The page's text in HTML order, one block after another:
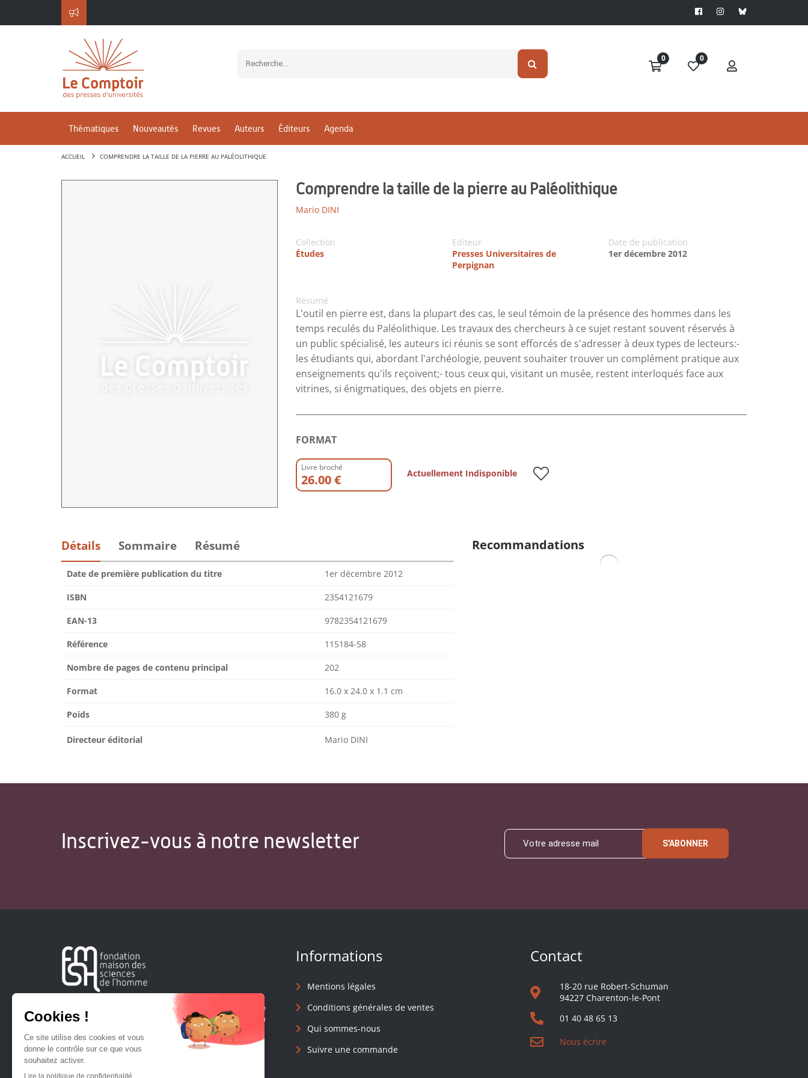
0 0
Thématiques Nouveautés Revues Auteurs Éditeurs Agenda
ACCUEIL COMPRENDRE LA TAILLE DE LA PIERRE AU PALÉOLITHIQUE
Comprendre la taille de la pierre au Paléolithique
Mario DINI
Collection
Études
Editeur
Presses Universitaires de
Perpignan
Date de publication
1er décembre 2012
Résumé
L'outil en pierre est, dans la plupart des cas, le seul témoin de la présence des hommes dans les
temps reculés du Paléolithique. Les travaux des chercheurs à ce sujet restant souvent réservés à
un public spécialisé, les auteurs ici réunis se sont efforcés de s'adresser à deux types de lecteurs:-
les étudiants qui, abordant l'archéologie, peuvent souhaiter trouver un complément pratique aux
enseignements qu'ils reçoivent;- tous ceux qui, visitant un musée, restent interloqués face aux
vitrines, si énigmatiques, des objets en pierre.
FORMAT
Livre broché
26.00 € Actuellement Indisponible
Détails Sommaire Résumé
Date de première publication du titre 1er décembre 2012
ISBN 2354121679
EAN-13 9782354121679
Référence 115184-58
Nombre de pages de contenu principal 202
Format 16.0 x 24.0 x 1.1 cm
Poids 380 g
Directeur éditorial Mario DINI
Recommandations
Inscrivez-vous à notre newsletter S'ABONNER
Créée en 1963, la Fondation Maison Sciences de l'Homme
soutient la recherche et la diffusion des connaissances en
Informations
Mentions légales
Conditions générales de ventes
Qui sommes-nous
Suivre une commande
Contact
18-20 rue Robert-Schuman
94227 Charenton-le-Pont
01 40 48 65 13
Nous écrire